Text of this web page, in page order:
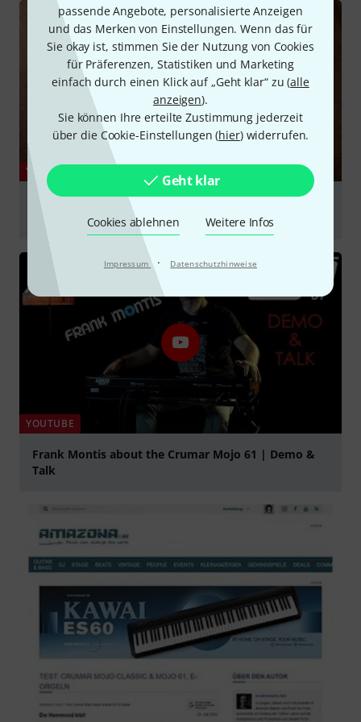
passende Angebote, personalisierte Anzeigen
und das Merken von Einstellungen. Wenn das für
Sie okay ist, stimmen Sie der Nutzung von Cookies
für Präferenzen, Statistiken und Marketing
einfach durch einen Klick auf „Geht klar“ zu (alle
anzeigen).
Sie können Ihre erteilte Zustimmung jederzeit
über die Cookie-Einstellungen (hier) widerrufen.
Geht klar
Cookies ablehnen Weitere Infos
Impressum · Datenschutzhinweise
YOUTUBE
Crumar Mojo 61 introduced by Max Tempia (english
voiceover)
YOUTUBE
Frank Montis about the Crumar Mojo 61 | Demo &
Talk